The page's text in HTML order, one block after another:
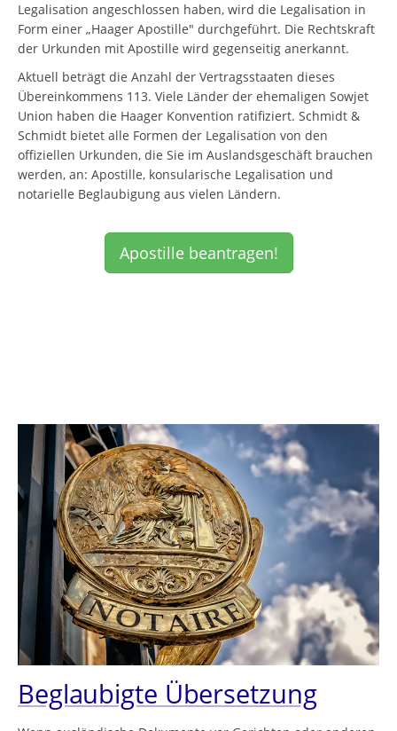
Legalisation angeschlossen haben, wird die Legalisation in
Form einer „Haager Apostille" durchgeführt. Die Rechtskraft
der Urkunden mit Apostille wird gegenseitig anerkannt.
Aktuell beträgt die Anzahl der Vertragsstaaten dieses
Übereinkommens 113. Viele Länder der ehemaligen Sowjet
Union haben die Haager Konvention ratifiziert. Schmidt &
Schmidt bietet alle Formen der Legalisation von den
offiziellen Urkunden, die Sie im Auslandsgeschäft brauchen
werden, an: Apostille, konsularische Legalisation und
notarielle Beglaubigung aus vielen Ländern.
Apostille beantragen!
Beglaubigte Übersetzung